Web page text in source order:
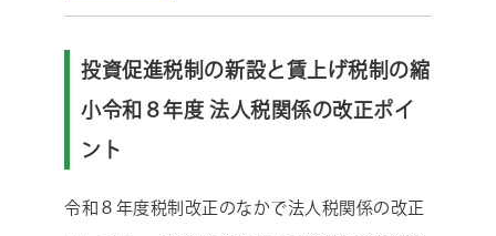
投資促進税制の新設と賃上げ税制の縮
小令和８年度 法人税関係の改正ポイ
ント
令和８年度税制改正のなかで法人税関係の改正